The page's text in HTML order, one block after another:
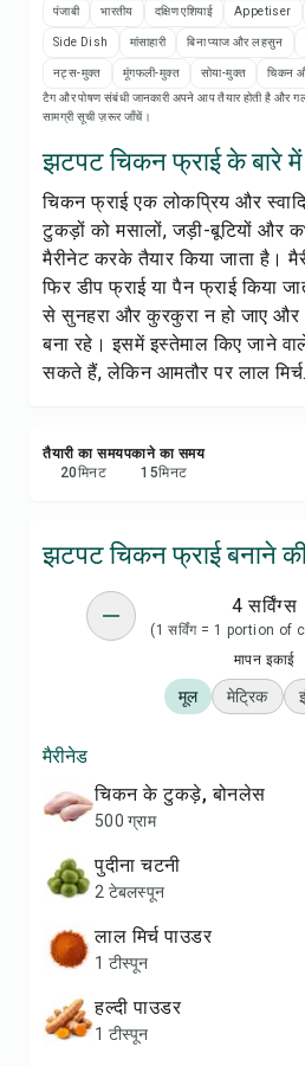
Add to
रेसिपी नोट्स
सेव करें
शेयर करें
रिपोर्ट करें
पंजाबी भारतीय दक्षिण एशियाई Appetiser
Side Dish मांसाहारी बिना प्याज और लहसुन
नट्स-मुक्त मूंगफली-मुक्त सोया-मुक्त चिकन
टैग और पोषण संबंधी जानकारी अपने आप तैयार होती है और
सामग्री सूची ज़रूर जाँचें।
झटपट चिकन फ्राई के बारे में
चिकन फ्राई एक लोकप्रिय और
टुकड़ों को मसालों, जड़ी-बूटियों और
मैरीनेट करके तैयार किया जाता है।
फिर डीप फ्राई या पैन फ्राई किया
से सुनहरा और कुरकुरा न हो जाए
बना रहे। इसमें इस्तेमाल किए जाने
सकते हैं, लेकिन आमतौर पर लाल
तैयारी का समय
20मिनट
पकाने का समय
15मिनट
झटपट चिकन फ्राई बनाने की
4 सर्विंग्स
(1 सर्विंग = 1 portion of
मापन इकाई
मूल मेट्रिक
मैरीनेड
चिकन के टुकड़े, बोनलेस
500 ग्राम
पुदीना चटनी
2 टेबलस्पून
लाल मिर्च पाउडर
1 टीस्पून
हल्दी पाउडर
1 टीस्पून